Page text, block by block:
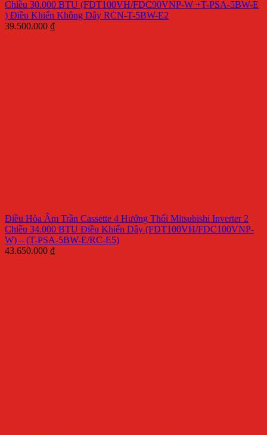
Chiều 30.000 BTU (FDT100VH/FDC90VNP-W +T-PSA-5BW-E
) Điều Khiển Không Dây RCN-T-5BW-E2
39.500.000 ₫
Điều Hòa Âm Trần Cassette 4 Hướng Thổi Mitsubishi Inverter 2
Chiều 34.000 BTU Điều Khiển Dây (FDT100VH/FDC100VNP-
W) – (T-PSA-5BW-E/RC-E5)
43.650.000 ₫